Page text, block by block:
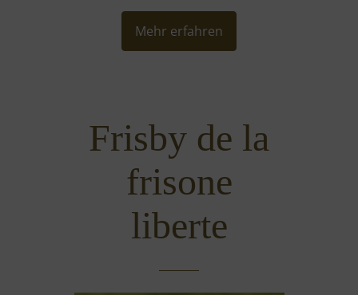
Mehr erfahren
Frisby de la
frisone
liberte